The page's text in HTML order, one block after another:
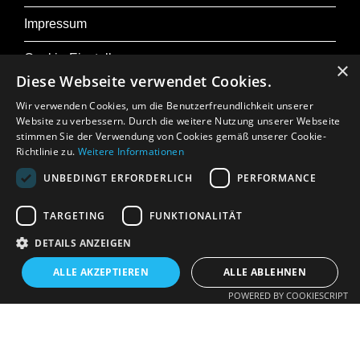
Brigitte Täubl – Barockvioline
Heidi Gröger – Altgambe
Christoph Urbanetz – Bassgambe
Dane Roberts – Violone
Barbora Hulcovà – Renaissancelaute und
Theorbe
Ltg: Lorenz Duftschmid – Diskant- und
Impressum
Cookie-Einstellungen
Zu Osterfestival Tirol
Presse
Jobs
In Memoriam: Gerhard Crepaz
×
Diese Webseite verwendet Cookies.
Wir verwenden Cookies, um die Benutzerfreundlichkeit unserer
Website zu verbessern. Durch die weitere Nutzung unserer Webseite
stimmen Sie der Verwendung von Cookies gemäß unserer Cookie-
Richtlinie zu. Weitere Informationen
UNBEDINGT ERFORDERLICH
PERFORMANCE
TARGETING FUNKTIONALITÄT
DETAILS ANZEIGEN
ALLE AKZEPTIEREN ALLE ABLEHNEN
POWERED BY COOKIESCRIPT